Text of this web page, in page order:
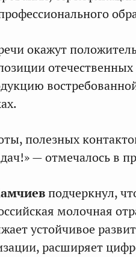
окажут
полезных
— отмечалось в
подчеркнул,
молочная
устойчивое
расширяет